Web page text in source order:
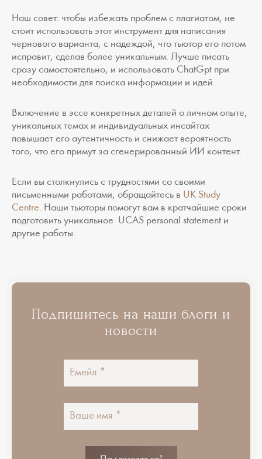
Наш совет: чтобы избежать проблем с плагиатом, не
стоит использовать этот инструмент для написания
чернового варианта, с надеждой, что тьютор его потом
исправит, сделав более уникальным. Лучше писать
сразу самостоятельно, и использовать ChatGpt при
необходимости для поиска информации и идей.
Включение в эссе конкретных деталей о личном опыте,
уникальных темах и индивидуальных инсайтах
повышает его аутентичность и снижает вероятность
того, что его примут за сгенерированный ИИ контент.
Если вы столкнулись с трудностями со своими
письменными работами, обращайтесь в UK Study
Centre. Наши тьюторы помогут вам в кратчайшие сроки
подготовить уникальное UCAS personal statement и
другие работы.
Подпишитесь на наши блоги и
новости